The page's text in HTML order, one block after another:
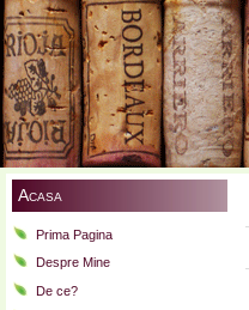
Acasa
Prima Pagina
Despre Mine
De ce?